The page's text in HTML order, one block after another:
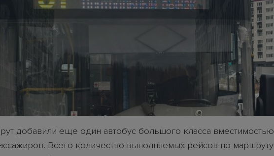
добавили еще один автобус большого класса вместимостью
Всего количество выполняемых рейсов по маршруту